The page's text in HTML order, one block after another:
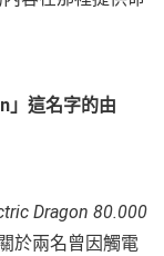
」這名字的由
Dragon 80.000
於兩名曾因觸電